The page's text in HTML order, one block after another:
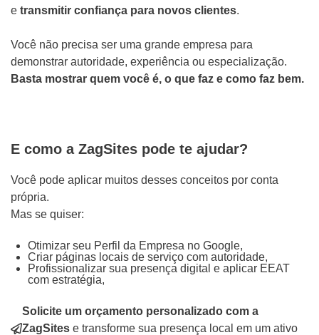
e transmitir confiança para novos clientes.
Você não precisa ser uma grande empresa para
demonstrar autoridade, experiência ou especialização.
Basta mostrar quem você é, o que faz e como faz bem.
E como a ZagSites pode te ajudar?
Você pode aplicar muitos desses conceitos por conta
própria.
Mas se quiser:
Otimizar seu Perfil da Empresa no Google,
Criar páginas locais de serviço com autoridade,
Profissionalizar sua presença digital e aplicar EEAT
com estratégia,
Solicite um orçamento personalizado com a
ZagSites e transforme sua presença local em um ativo